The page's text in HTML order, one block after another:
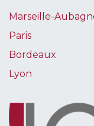
Marseille-
Paris
Bordeaux
Lyon